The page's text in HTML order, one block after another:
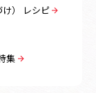
） レシピ
集